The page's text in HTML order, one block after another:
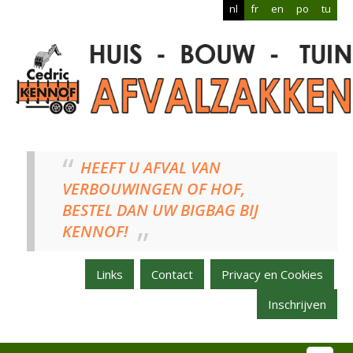
nl fr en po tu
HEEFT U AFVAL VAN
VERBOUWINGEN OF HOF,
BESTEL DAN UW BIGBAG BIJ
KENNOF!
Links Contact
Privacy en Cookies
Inschrijven